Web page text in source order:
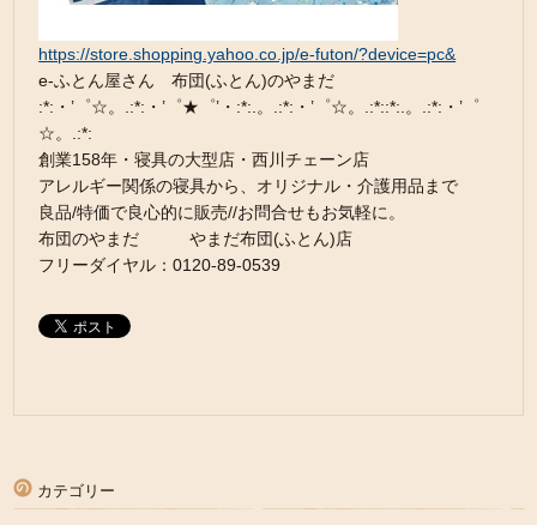
https://store.shopping.yahoo.co.jp/e-futon/?device=pc&
e-ふとん屋さん 布団(ふとん)のやまだ
:*:・’゜☆。.:*:・’゜★゜’・:*:.。.:*:・’゜☆。.:*::*:.。.:*:・’゜
☆。.:*:
創業158年・寝具の大型店・西川チェーン店
アレルギー関係の寝具から、オリジナル・介護用品まで
良品/特価で良心的に販売//お問合せもお気軽に。
布団のやまだ やまだ布団(ふとん)店
フリーダイヤル：0120-89-0539
カテゴリー